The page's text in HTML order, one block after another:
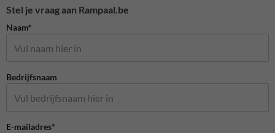
Stel je vraag aan Rampaal.be
Naam*
Bedrijfsnaam
E-mailadres*